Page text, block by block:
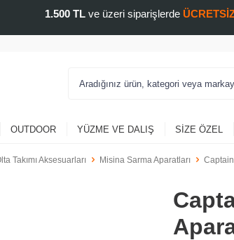
1.500 TLve üzeri siparişlerde
OUTDOOR YÜZME VE DALIŞ SIZE ÖZEL
Takımı Aksesuarları Misina Sarma Aparatları